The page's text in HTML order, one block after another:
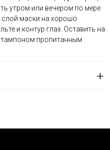
утром или вечером по мере
слой маски на хорошо
и контур глаз. Оставить на
тампоном пропитанным